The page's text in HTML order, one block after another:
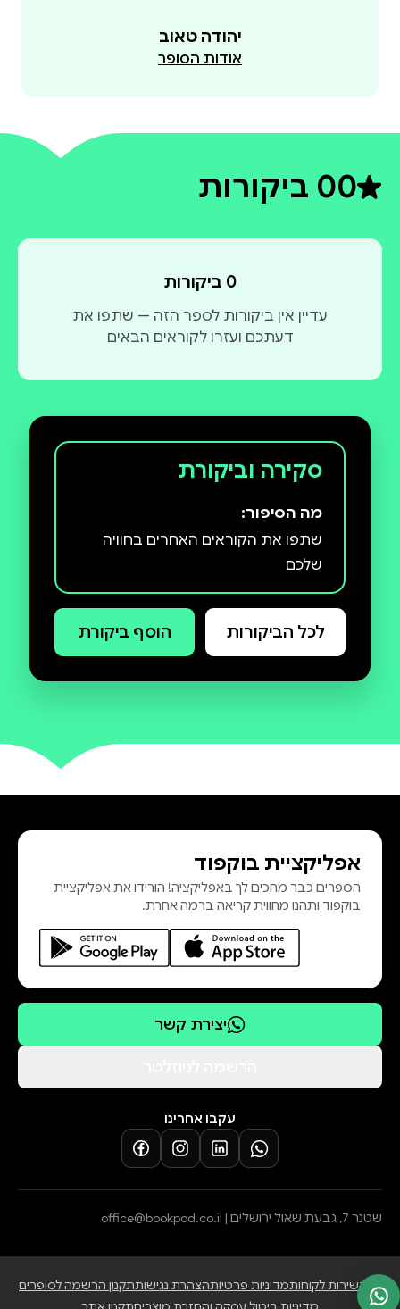
יהודה טאוב
אודות הסופר
0דירוג ממוצע 0 מתוך 5
0 ביקורות
0 ביקורות
עדיין אין ביקורות לספר הזה — שתפו את
דעתכם ועזרו לקוראים הבאים
סקירה וביקורת
מה הסיפור:
שתפו את הקוראים האחרים בחוויה
שלכם
לכל הביקורות הוסף ביקורת
אפליקציית בוקפוד
הספרים כבר מחכים לך באפליקציה! הורידו את אפליקציית
בוקפוד ותהנו מחווית קריאה ברמה אחרת.
יצירת קשר
עקבו אחרינו
שטנר 7, גבעת שאול ירושלים | office@bookpod.co.il
בלוגשירות לקוחותמדיניות פרטיותהצהרת נגישותתקנון הרשמה לסופרים